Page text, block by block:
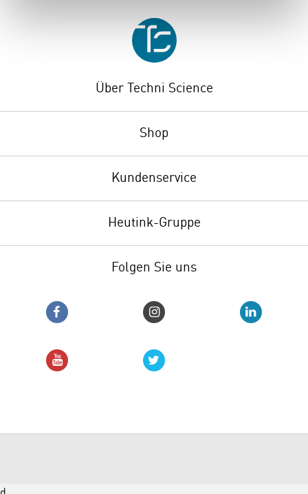
Über Techni Science
Shop
Kundenservice
Heutink-Gruppe
Folgen Sie uns